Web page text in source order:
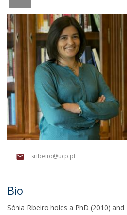
sribeiro@ucp.pt
Bio
Sónia Ribeiro holds a PhD (2010)